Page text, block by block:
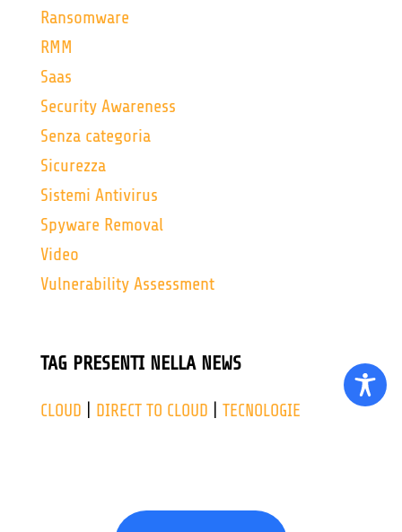
Ransomware
RMM
Saas
Security Awareness
Senza categoria
Sicurezza
Sistemi Antivirus
Spyware Removal
Video
Vulnerability Assessment
TAG PRESENTI NELLA NEWS
CLOUD DIRECT TO CLOUD TECNOLOGIE